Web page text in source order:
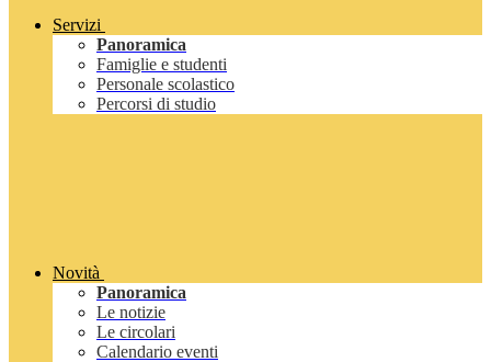
Servizi
Panoramica
Famiglie e studenti
Personale scolastico
Percorsi di studio
Novità
Panoramica
Le notizie
Le circolari
Calendario eventi